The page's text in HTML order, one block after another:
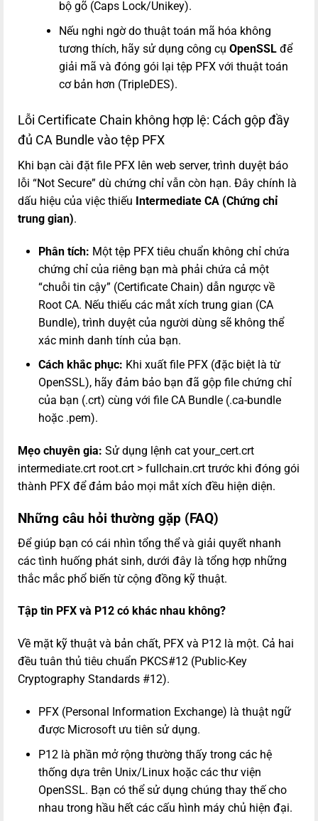
bộ gõ (Caps Lock/Unikey).
Nếu nghi ngờ do thuật toán mã hóa không
tương thích, hãy sử dụng công cụ OpenSSL để
giải mã và đóng gói lại tệp PFX với thuật toán
cơ bản hơn (TripleDES).
Lỗi Certificate Chain không hợp lệ: Cách gộp đầy
đủ CA Bundle vào tệp PFX
Khi bạn cài đặt file PFX lên web server, trình duyệt báo
lỗi “Not Secure” dù chứng chỉ vẫn còn hạn. Đây chính là
dấu hiệu của việc thiếu Intermediate CA (Chứng chỉ
trung gian).
Phân tích: Một tệp PFX tiêu chuẩn không chỉ chứa
chứng chỉ của riêng bạn mà phải chứa cả một
“chuỗi tin cậy” (Certificate Chain) dẫn ngược về
Root CA. Nếu thiếu các mắt xích trung gian (CA
Bundle), trình duyệt của người dùng sẽ không thể
xác minh danh tính của bạn.
Cách khắc phục: Khi xuất file PFX (đặc biệt là từ
OpenSSL), hãy đảm bảo bạn đã gộp file chứng chỉ
của bạn (.crt) cùng với file CA Bundle (.ca-bundle
hoặc .pem).
Mẹo chuyên gia: Sử dụng lệnh cat your_cert.crt
intermediate.crt root.crt > fullchain.crt trước khi đóng gói
thành PFX để đảm bảo mọi mắt xích đều hiện diện.
Những câu hỏi thường gặp (FAQ)
Để giúp bạn có cái nhìn tổng thể và giải quyết nhanh
các tình huống phát sinh, dưới đây là tổng hợp những
thắc mắc phổ biến từ cộng đồng kỹ thuật.
Tập tin PFX và P12 có khác nhau không?
Về mặt kỹ thuật và bản chất, PFX và P12 là một. Cả hai
đều tuân thủ tiêu chuẩn PKCS#12 (Public-Key
Cryptography Standards #12).
PFX (Personal Information Exchange) là thuật ngữ
được Microsoft ưu tiên sử dụng.
P12 là phần mở rộng thường thấy trong các hệ
thống dựa trên Unix/Linux hoặc các thư viện
OpenSSL. Bạn có thể sử dụng chúng thay thế cho
nhau trong hầu hết các cấu hình máy chủ hiện đại.